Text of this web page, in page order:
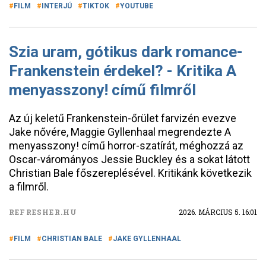
FILM INTERJÚ TIKTOK YOUTUBE
Szia uram, gótikus dark romance-
Frankenstein érdekel? - Kritika A
menyasszony! című filmről
Az új keletű Frankenstein-őrület farvizén evezve
Jake nővére, Maggie Gyllenhaal megrendezte A
menyasszony! című horror-szatírát, méghozzá az
Oscar-várományos Jessie Buckley és a sokat látott
Christian Bale főszereplésével. Kritikánk következik
a filmről.
REFRESHER.HU 2026. MÁRCIUS 5. 16:01
FILM CHRISTIAN BALE JAKE GYLLENHAAL